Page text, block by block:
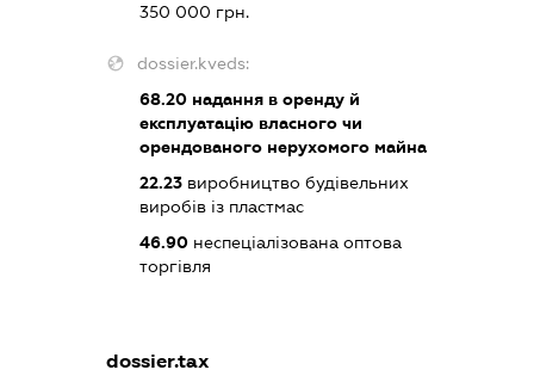
350 000 грн.
dossier.kveds:
68.20надання в оренду й
експлуатацію власного чи
орендованого нерухомого майна
22.23виробництво будівельних
виробів із пластмас
46.90неспеціалізована оптова
торгівля
dossier.tax